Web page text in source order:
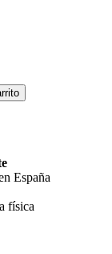
España
física